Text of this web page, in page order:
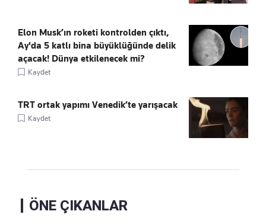
Elon Musk’ın roketi kontrolden çıktı,
Ay'da 5 katlı bina büyüklüğünde delik
açacak! Dünya etkilenecek mi?
Kaydet
TRT ortak yapımı Venedik’te yarışacak
Kaydet
ÖNE ÇIKANLAR